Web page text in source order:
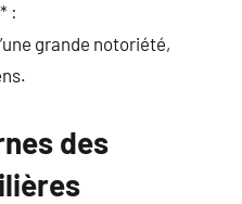
:
grande notoriété,
des